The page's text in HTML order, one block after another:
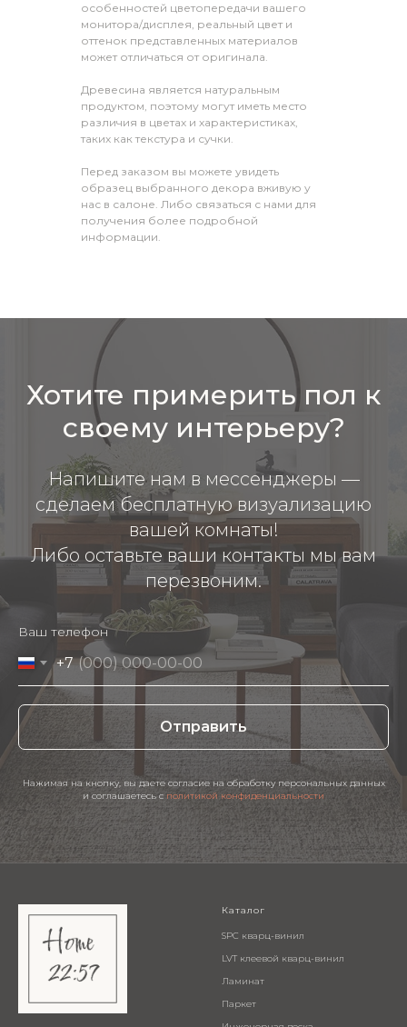
особенностей цветопередачи вашего
монитора/дисплея, реальный цвет и
оттенок представленных материалов
может отличаться от оригинала.
Древесина является натуральным
продуктом, поэтому могут иметь место
различия в цветах и характеристиках,
таких как текстура и сучки.
Перед заказом вы можете увидеть
образец выбранного декора вживую у
нас в салоне. Либо связаться с нами для
получения более подробной
информации.
Хотите примерить пол к
своему интерьеру?
Напишите нам в мессенджеры —
сделаем бесплатную визуализацию
вашей комнаты!
Либо оставьте ваши контакты мы вам
перезвоним.
Ваш телефон
+7
Отправить
Нажимая на кнопку, вы даете согласие на обработку персональных данных
и соглашаетесь c политикой конфиденциальности
Каталог
SPC кварц-винил
LVT клеевой кварц-винил
Ламинат
Паркет